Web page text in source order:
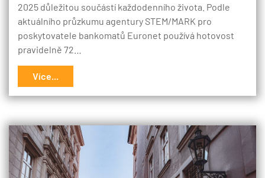
2025 důležitou součástí každodenního života. Podle
aktuálního průzkumu agentury STEM/MARK pro
poskytovatele bankomatů Euronet používá hotovost
pravidelně 72…
Více...